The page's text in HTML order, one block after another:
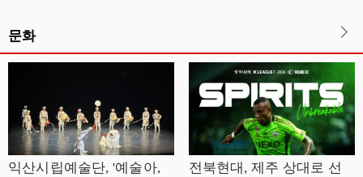
문화
익산시립예술단, '예술아,
전북현대, 제주 상대로 선